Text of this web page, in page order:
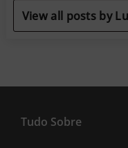
View all posts by
Tudo Sobre